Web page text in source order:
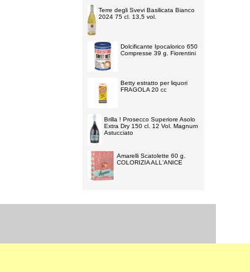
Terre degli Svevi Basilicata Bianco
2024 75 cl. 13,5 vol.
Dolcificante Ipocalorico 650
Compresse 39 g. Fiorentini
Betty estratto per liquori
FRAGOLA 20 cc
Brilla ! Prosecco Superiore Asolo
Extra Dry 150 cl. 12 Vol. Magnum
Astucciato
Amarelli Scatolette 60 g.
COLORIZIA ALL'ANICE